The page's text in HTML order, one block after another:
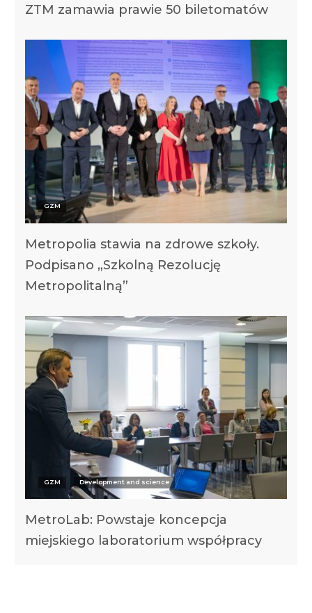
ZTM zamawia prawie 50 biletomatów
GZM
Metropolia stawia na zdrowe szkoły.
Podpisano „Szkolną Rezolucję
Metropolitalną”
GZM Development and science
MetroLab: Powstaje koncepcja
miejskiego laboratorium współpracy